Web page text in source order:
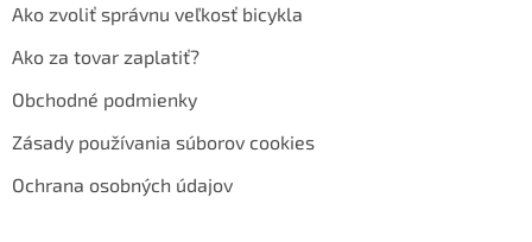
Ako zvoliť správnu veľkosť bicykla
Ako za tovar zaplatiť?
Obchodné podmienky
Zásady používania súborov cookies
Ochrana osobných údajov